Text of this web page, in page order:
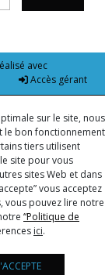
avec
Accès gérant
sur le site, nous
le bon fonctionnement
tiers utilisent
site pour vous
sites Web et dans
vous acceptez
vous pouvez lire notre
“Politique de
ici.